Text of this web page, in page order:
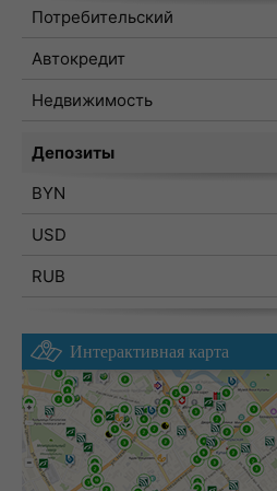
Потребительский
Автокредит
Недвижимость
Депозиты
BYN
USD
RUB
Интерактивная карта